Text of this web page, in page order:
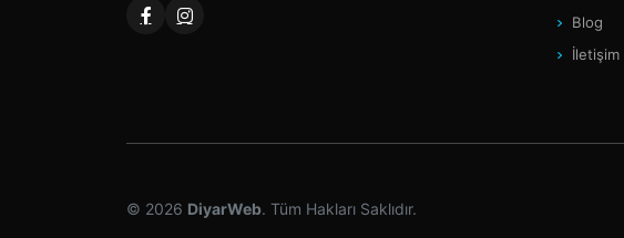
Blog
İletişim
© 2026 DiyarWeb. Tüm Hakları Saklıdır.